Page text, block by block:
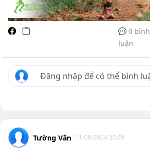
0 bình
luận
Tường Vân 11/08/2024 20:29